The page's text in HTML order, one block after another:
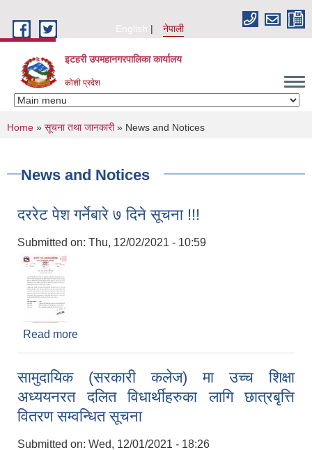
English
नेपाली
इटहरी उपमहानगरपालिका कार्यालय
कोशी प्रदेश
You are here
Home » सूचना तथा जानकारी» News and Notices
News and Notices
दररेट पेश गर्नेबारे ७ दिने सूचना !!!
Submitted on: Thu, 12/02/2021 - 10:59
Read more
सामुदायिक (सरकारी कलेज) मा उच्च शिक्षा
अध्ययनरत दलित विधार्थीहरुका लागि छात्रबृत्ति
वितरण सम्वन्धित सूचना
Submitted on: Wed, 12/01/2021 - 18:26